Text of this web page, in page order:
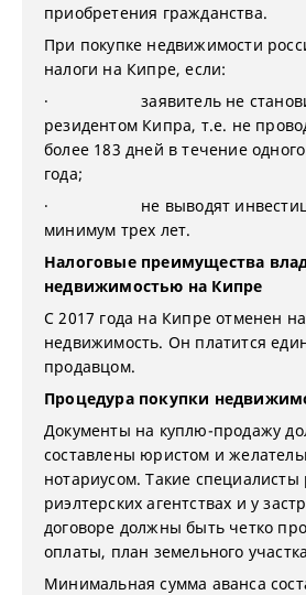
приобретения гражданства.
При покупке недвижимости
налоги на Кипре, если:
· заявитель не
резидентом Кипра, т.е. не
более 183 дней в течение
года;
· не выводят инвестиции
минимум трех лет.
Налоговые преимущества
недвижимостью на Кипре
С 2017 года на Кипре отменен
недвижимость. Он платится
продавцом.
Процедура покупки
Документы на куплю-продажу
составлены юристом и
нотариусом. Такие специалисты
риэлтерских агентствах и у
договоре должны быть четко
оплаты, план земельного
Минимальная сумма аванса